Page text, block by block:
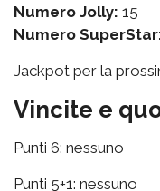
Numero Jolly: 15
Numero
Jackpot per la
Vincite e
Punti 6: nessuno
Punti 5+1: nessuno